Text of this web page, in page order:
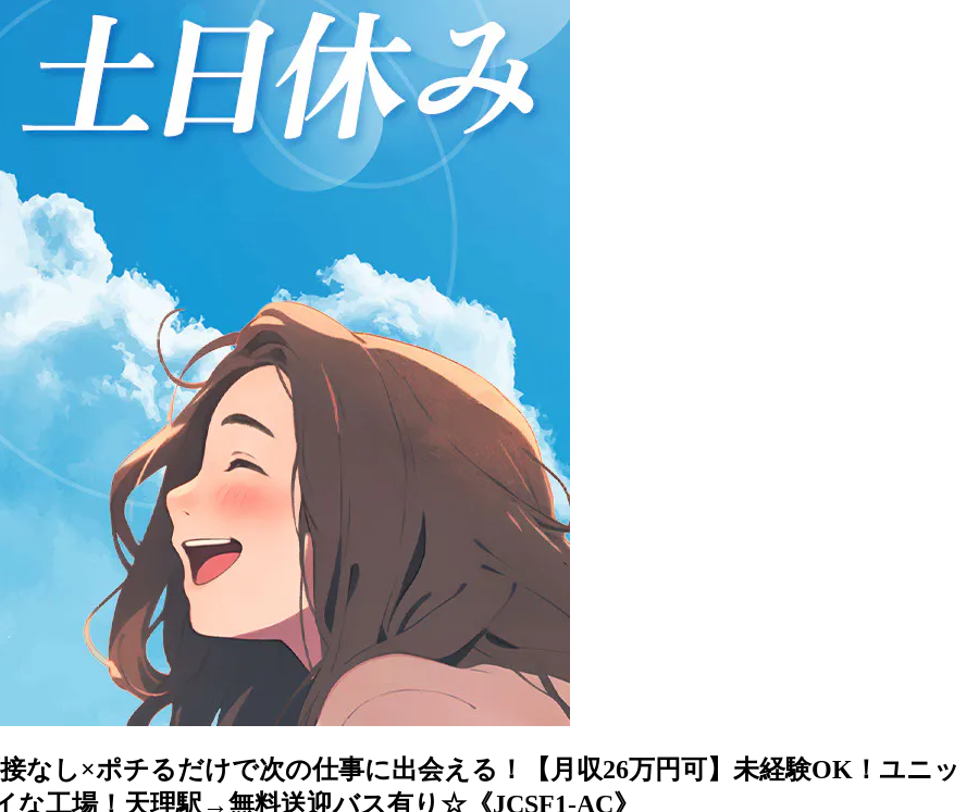
接なし×ポチるだけで次の仕事に出会える！【月収26万円可】未経験OK！ユニッ
な工場！天理駅→無料送迎バス有り☆《JCSF1-AC》